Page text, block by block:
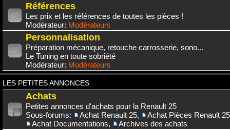
Références
Les prix et les références de toutes les pièces !
Modérateur: Modérateurs
Personnalisation
Préparation mécanique, retouche carrosserie, sono...
Le Tuning en toute sobriété
Modérateur: Modérateurs
LES PETITES ANNONCES
Achats
Petites annonces d'achats pour la Renault 25
Sous-forums:
Achat Renault 25,
Achat Pièces Renault 25
Achat Documentations, Archives des achats